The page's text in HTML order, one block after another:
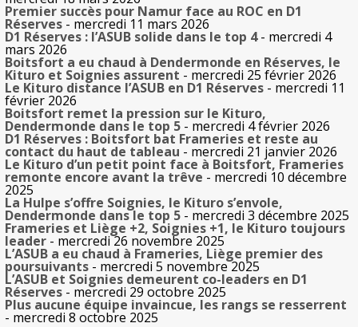
Premier succès pour Namur face au ROC en D1
Réserves - mercredi 11 mars 2026
D1 Réserves : l’ASUB solide dans le top 4- mercredi 4
mars 2026
Boitsfort a eu chaud à Dendermonde en Réserves, le
Kituro et Soignies assurent - mercredi 25 février 2026
Le Kituro distance l’ASUB en D1 Réserves - mercredi 11
février 2026
Boitsfort remet la pression sur le Kituro,
Dendermonde dans le top 5 - mercredi 4 février 2026
D1 Réserves : Boitsfort bat Frameries et reste au
contact du haut de tableau - mercredi 21 janvier 2026
Le Kituro d’un petit point face à Boitsfort, Frameries
remonte encore avant la trêve - mercredi 10 décembre
2025
La Hulpe s’offre Soignies, le Kituro s’envole,
Dendermonde dans le top 5 - mercredi 3 décembre 2025
Frameries et Liège +2, Soignies +1, le Kituro toujours
leader - mercredi 26 novembre 2025
L’ASUB a eu chaud à Frameries, Liège premier des
poursuivants - mercredi 5 novembre 2025
L’ASUB et Soignies demeurent co-leaders en D1
Réserves - mercredi 29 octobre 2025
Plus aucune équipe invaincue, les rangs se resserrent
- mercredi 8 octobre 2025